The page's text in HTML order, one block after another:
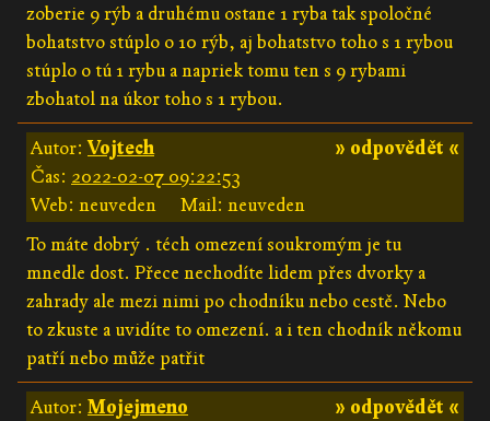
zoberie 9 rýb a druhému ostane 1 ryba tak spoločné
bohatstvo stúplo o 10 rýb, aj bohatstvo toho s 1 rybou
stúplo o tú 1 rybu a napriek tomu ten s 9 rybami
zbohatol na úkor toho s 1 rybou.
» odpovědět «
Autor:Vojtech
Čas: 2022-02-07 09:22:53
Web: neuveden
Mail: neuveden
To máte dobrý . téch omezení soukromým je tu
mnedle dost. Přece nechodíte lidem přes dvorky a
zahrady ale mezi nimi po chodníku nebo cestě. Nebo
to zkuste a uvidíte to omezení. a i ten chodník někomu
patří nebo může patřit
» odpovědět «
Autor: Mojejmeno